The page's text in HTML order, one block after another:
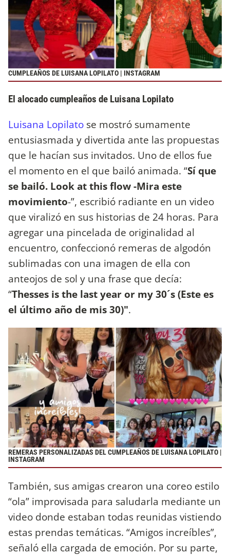
CUMPLEAÑOS DE LUISANA LOPILATO | INSTAGRAM
El alocado cumpleaños de Luisana Lopilato
Luisana Lopilato se mostró sumamente
entusiasmada y divertida ante las propuestas
que le hacían sus invitados. Uno de ellos fue
el momento en el que bailó animada. “Sí que
se bailó. Look at this flow -Mira este
movimiento-”, escribió radiante en un video
que viralizó en sus historias de 24 horas. Para
agregar una pincelada de originalidad al
encuentro, confeccionó remeras de algodón
sublimadas con una imagen de ella con
anteojos de sol y una frase que decía:
“Thesses is the last year or my 30´s (Este es
el último año de mis 30)".
REMERAS PERSONALIZADAS DEL CUMPLEAÑOS DE LUISANA LOPILATO |
INSTAGRAM
También, sus amigas crearon una coreo estilo
“ola” improvisada para saludarla mediante un
video donde estaban todas reunidas vistiendo
estas prendas temáticas. “Amigos increíbles”,
señaló ella cargada de emoción. Por su parte,